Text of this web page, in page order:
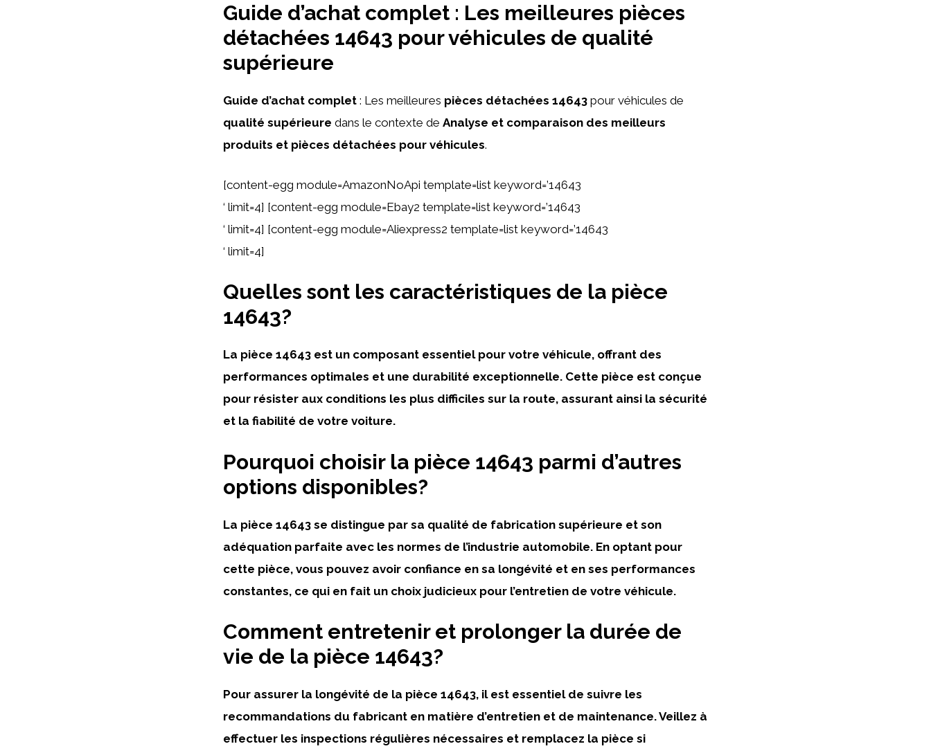
Guide d’achat complet : Les meilleures pièces
détachées 14643 pour véhicules de qualité
supérieure
Guide d’achat complet : Les meilleures pièces détachées 14643 pour véhicules de
qualité supérieure dans le contexte de Analyse et comparaison des meilleurs
produits et pièces détachées pour véhicules.
[content-egg module=AmazonNoApi template=list keyword=’14643
‘ limit=4] [content-egg module=Ebay2 template=list keyword=’14643
‘ limit=4] [content-egg module=Aliexpress2 template=list keyword=’14643
‘ limit=4]
Quelles sont les caractéristiques de la pièce
14643?
La pièce 14643 est un composant essentiel pour votre véhicule, offrant des
performances optimales et une durabilité exceptionnelle. Cette pièce est conçue
pour résister aux conditions les plus difficiles sur la route, assurant ainsi la sécurité
et la fiabilité de votre voiture.
Pourquoi choisir la pièce 14643 parmi d’autres
options disponibles?
La pièce 14643 se distingue par sa qualité de fabrication supérieure et son
adéquation parfaite avec les normes de l’industrie automobile. En optant pour
cette pièce, vous pouvez avoir confiance en sa longévité et en ses performances
constantes, ce qui en fait un choix judicieux pour l’entretien de votre véhicule.
Comment entretenir et prolonger la durée de
vie de la pièce 14643?
Pour assurer la longévité de la pièce 14643, il est essentiel de suivre les
recommandations du fabricant en matière d’entretien et de maintenance. Veillez à
effectuer les inspections régulières nécessaires et remplacez la pièce si